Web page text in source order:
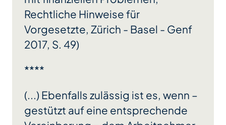
Rechtliche Hinweise für
Vorgesetzte, Zürich - Basel - Genf
2017, S. 49)
****
(...) Ebenfalls zulässig ist es, wenn –
gestützt auf eine entsprechende